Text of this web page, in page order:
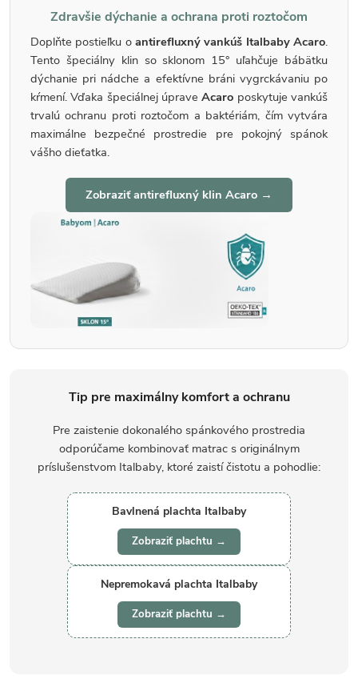
Zdravšie dýchanie a ochrana proti roztočom
Doplňte postieľku o antirefluxný vankúš Italbaby Acaro.
Tento špeciálny klin so sklonom 15° uľahčuje bábätku
dýchanie pri nádche a efektívne bráni vygrckávaniu po
kŕmení. Vďaka špeciálnej úpraveAcaro poskytuje vankúš
trvalú ochranu proti roztočom a baktériám, čím vytvára
maximálne bezpečné prostredie pre pokojný spánok
vášho dieťatka.
Zobraziť antirefluxný klin Acaro →
Tip pre maximálny komfort a ochranu
Pre zaistenie dokonalého spánkového prostredia
odporúčame kombinovať matrac s originálnym
príslušenstvom Italbaby, ktoré zaistí čistotu a pohodlie:
Bavlnená plachta Italbaby
Zobraziť plachtu →
Nepremokavá plachta Italbaby
Zobraziť plachtu →